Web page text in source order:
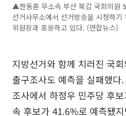
▲한동훈 무소속 부산 북갑 국회의원
선거사무소에서 선거방송을 시청하
위원장과 포옹하고 있다. (연합뉴스)
지방선거와 함께 치러진 국
출구조사도 예측을 실패했
조사에서 하정우 민주당 후
속 후보가 41.6%로 예측됐